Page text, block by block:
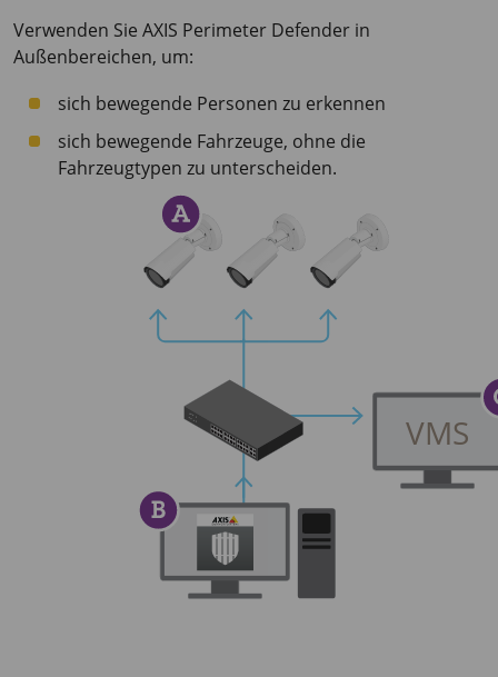
Verwenden Sie AXIS Perimeter Defender in
Außenbereichen, um:
sich bewegende Personen zu erkennen
sich bewegende Fahrzeuge, ohne die
Fahrzeugtypen zu unterscheiden.